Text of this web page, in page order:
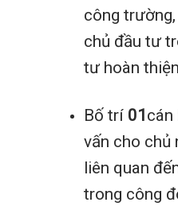
công
chủ đầu tư
tư hoàn thiện
Bố trí 01 cán
vấn cho chủ
liên quan
trong công